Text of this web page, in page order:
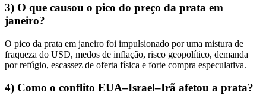
3) O que causou o pico do preço da prata em
janeiro?
O pico da prata em janeiro foi impulsionado por uma mistura de
fraqueza do USD, medos de inflação, risco geopolítico, demanda
por refúgio, escassez de oferta física e forte compra especulativa.
4) Como o conflito EUA–Israel–Irã afetou a prata?